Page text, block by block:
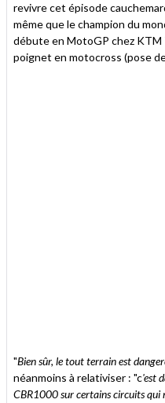
revivre cet épisode
même que le champion du
débute en MotoGP chez
poignet en motocross (pose
"Bien sûr, le tout terrain est
néanmoins à relativiser : "c'est
CBR1000 sur certains circuits qui